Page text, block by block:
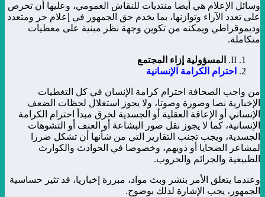
وسائل الإعلام هي أيضا منتديات للنقاش العمومي، وعليها أن تحرص
على تعدد الآراء وتوازنها، بما يخدم حق الجمهور في إعلام حر ومتعدد
وديموقراطي ويمكنه من تكوين وجهة نظر مبنية على معطيات
متكاملة.
II.
المسؤولية إزاء المجتمع
احترام الكرامة الإنسانية
من واجب الصحافة احترام كرامة الإنسان في كل التغطيات
الإخبارية نصا وصورة وصوتا، ولا يجوز استغلال لحظات الضعف
الإنساني أو الإعاقة العقلية أو الجسدية لخرق مبدأ احترام الكرامة
الإنسانية، كما لا يجوز نقل صور البشاعة أو العنف أو التشوهات
الجسدية، ويجب تجنب التقارير التي من شأنها أن تشكل ضررا
لمشاعر الضحايا أو ذويهم، وخصوصا في الحوادث والكوارث
الطبيعية والجرائم والحروب.
وعندما يتعلق الأمر بنشر وبث مواد، مبررة إخباريا، قد تثير حساسية
الجمهور، يجب الإشارة لذلك بوضوح.